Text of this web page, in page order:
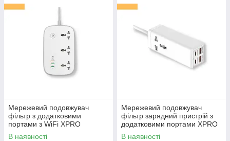
Мережевий подовжувач
фільтр з додатковими
портами з WiFi XPRO
SCW3451 (34391-01)
В наявності
Мережевий подовжувач
фільтр зарядний пристрій з
додатковими портами XPRO
SC1418 (34399-01)
В наявності